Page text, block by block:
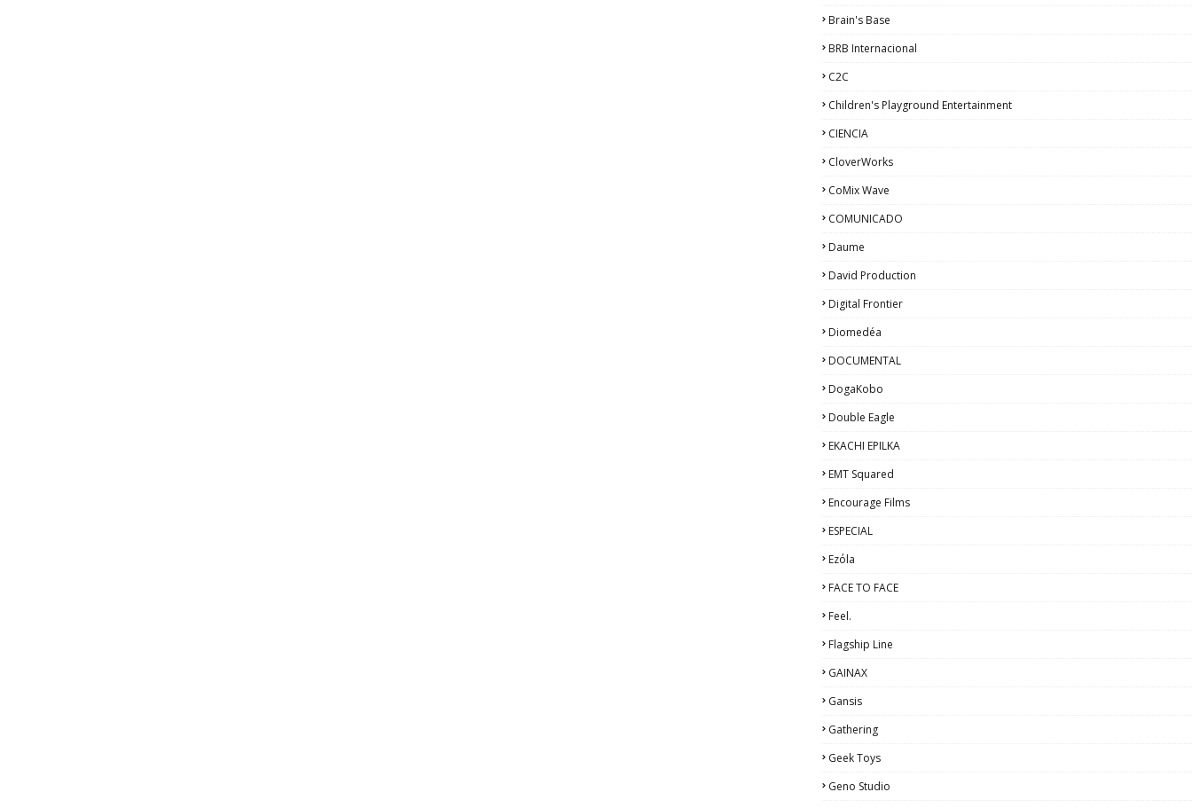
Brain's Base
BRB Internacional
C2C
Children's Playground Entertainment
CIENCIA
CloverWorks
CoMix Wave
COMUNICADO
Daume
David Production
Digital Frontier
Diomedéa
DOCUMENTAL
DogaKobo
Double Eagle
EKACHI EPILKA
EMT Squared
Encourage Films
ESPECIAL
Ezόla
FACE TO FACE
Feel.
Flagship Line
GAINAX
Gansis
Gathering
Geek Toys
Geno Studio